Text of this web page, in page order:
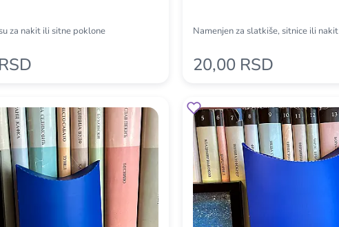
za nakit ili sitne poklone Namenjen za slatkiše, sitnice ili nakit
20,00 RSD